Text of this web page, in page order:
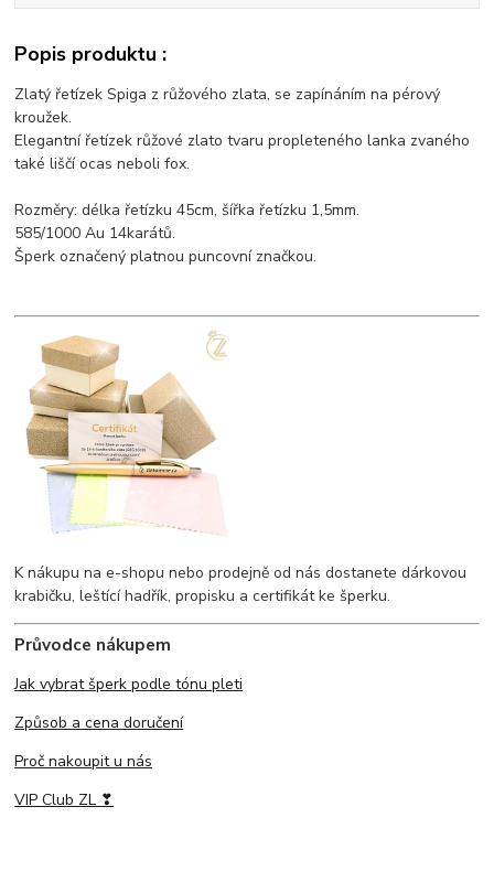
Popis produktu :
Zlatý řetízek Spiga z růžového zlata, se zapínáním na pérový
kroužek.
Elegantní řetízek růžové zlato tvaru propleteného lanka zvaného
také liščí ocas neboli fox.
Rozměry: délka řetízku 45cm, šířka řetízku 1,5mm.
585/1000 Au 14karátů.
Šperk označený platnou puncovní značkou.
K nákupu na e-shopu nebo prodejně od nás dostanete dárkovou
krabičku, leštící hadřík, propisku a certifikát ke šperku.
Průvodce nákupem
Jak vybrat šperk podle tónu pleti
Způsob a cena doručení
Proč nakoupit u nás
VIP Club ZL ❣